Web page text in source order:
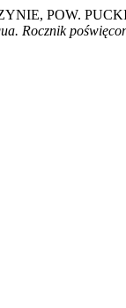
POW.
Rocznik